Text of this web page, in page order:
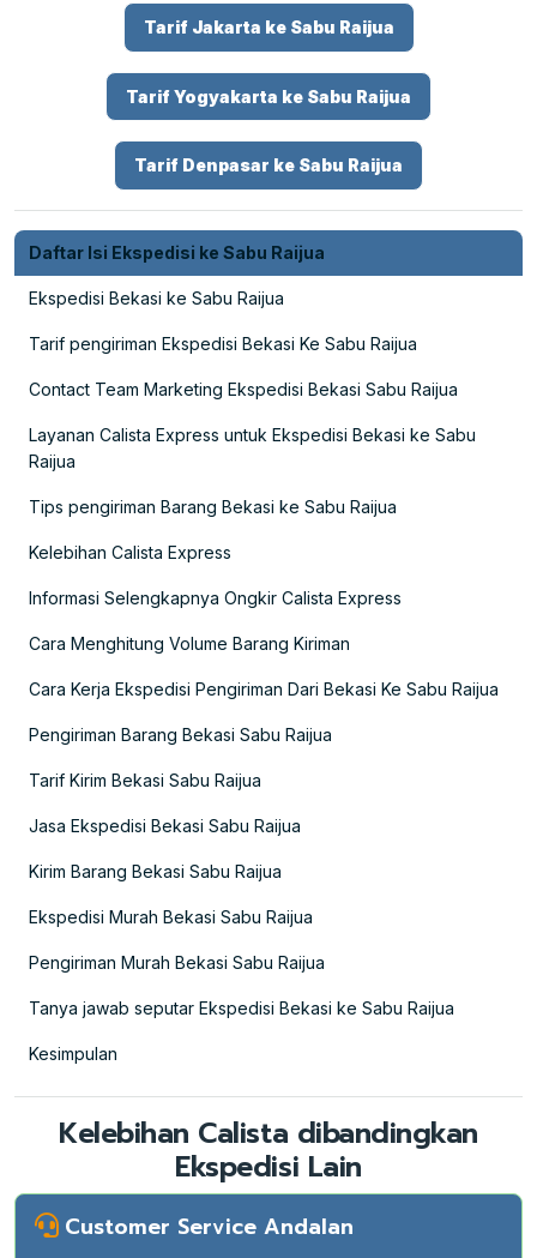
Tarif Jakarta ke Sabu Raijua
Tarif Yogyakarta ke Sabu Raijua
Tarif Denpasar ke Sabu Raijua
Daftar Isi Ekspedisi ke Sabu Raijua
Ekspedisi Bekasi ke Sabu Raijua
Tarif pengiriman Ekspedisi Bekasi Ke Sabu Raijua
Contact Team Marketing Ekspedisi Bekasi Sabu Raijua
Layanan Calista Express untuk Ekspedisi Bekasi ke Sabu
Raijua
Tips pengiriman Barang Bekasi ke Sabu Raijua
Kelebihan Calista Express
Informasi Selengkapnya Ongkir Calista Express
Cara Menghitung Volume Barang Kiriman
Cara Kerja Ekspedisi Pengiriman Dari Bekasi Ke Sabu Raijua
Pengiriman Barang Bekasi Sabu Raijua
Tarif Kirim Bekasi Sabu Raijua
Jasa Ekspedisi Bekasi Sabu Raijua
Kirim Barang Bekasi Sabu Raijua
Ekspedisi Murah Bekasi Sabu Raijua
Pengiriman Murah Bekasi Sabu Raijua
Tanya jawab seputar Ekspedisi Bekasi ke Sabu Raijua
Kesimpulan
Kelebihan Calista dibandingkan
Ekspedisi Lain
Customer Service Andalan